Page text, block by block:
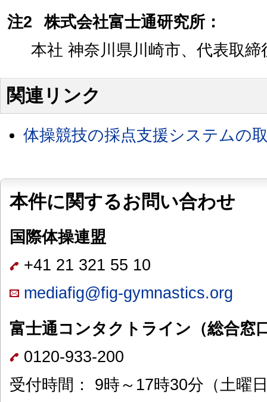
注2
株式会社富士通研究所：
本社 神奈川県川崎市、代表取
関連リンク
体操競技の採点支援システムの
本件に関するお問い合わせ
国際体操連盟
+41 21 321 55 10
mediafig@fig-gymnastics.org
富士通コンタクトライン（総合窓
0120-933-200
受付時間： 9時～17時30分（土曜